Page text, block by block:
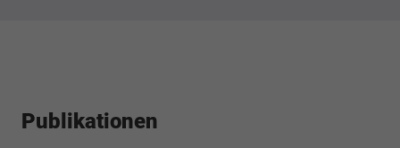
Publikationen